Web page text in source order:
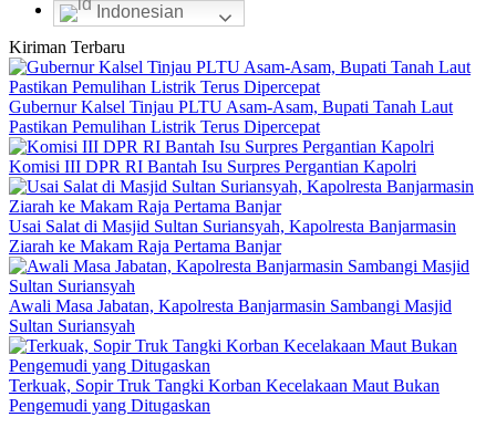
Indonesian
Kiriman Terbaru
Gubernur Kalsel Tinjau PLTU Asam-Asam, Bupati Tanah Laut
Pastikan Pemulihan Listrik Terus Dipercepat
Komisi III DPR RI Bantah Isu Surpres Pergantian Kapolri
Usai Salat di Masjid Sultan Suriansyah, Kapolresta Banjarmasin
Ziarah ke Makam Raja Pertama Banjar
Awali Masa Jabatan, Kapolresta Banjarmasin Sambangi Masjid
Sultan Suriansyah
Terkuak, Sopir Truk Tangki Korban Kecelakaan Maut Bukan
Pengemudi yang Ditugaskan